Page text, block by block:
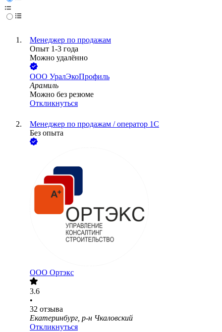
Менеджер по продажам
Опыт 1-3 года
Можно удалённо
ООО УралЭкоПрофиль
Арамиль
Можно без резюме
Откликнуться
Менеджер по продажам / оператор 1С
Без опыта
ООО Ортэкс
3.6
•
32 отзыва
Екатеринбург, р-н Чкаловский
Откликнуться